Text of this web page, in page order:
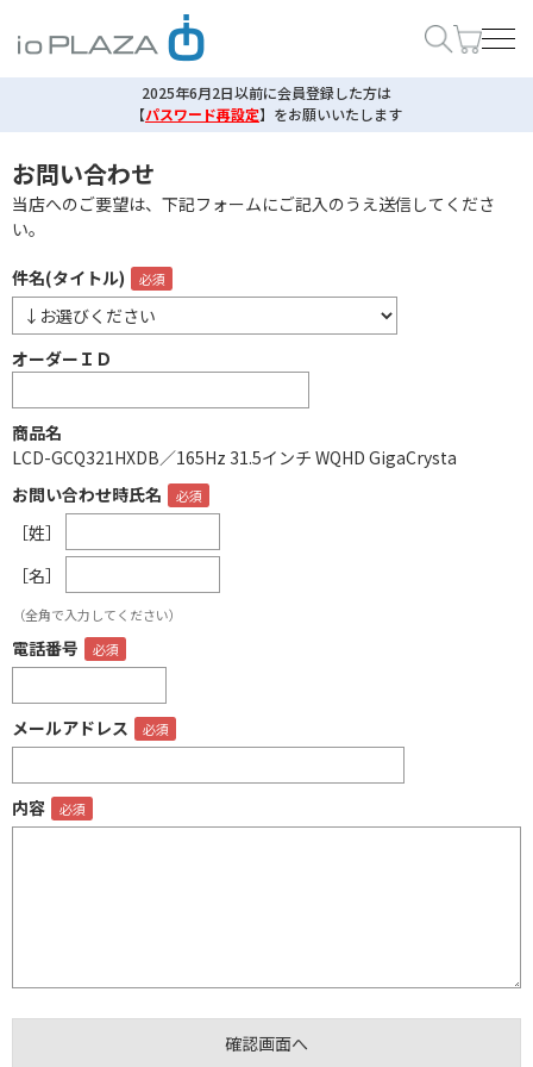
2025年6月2日以前に会員登録した方は
【パスワード再設定】 をお願いいたします
お問い合わせ
当店へのご要望は、下記フォームにご記入のうえ送信してくださ
い。
件名(タイトル)
オーダーＩＤ
商品名
LCD-GCQ321HXDB／165Hz 31.5インチ WQHD GigaCrysta
お問い合わせ時氏名
［姓］
［名］
（全角で入力してください）
電話番号
メールアドレス
内容